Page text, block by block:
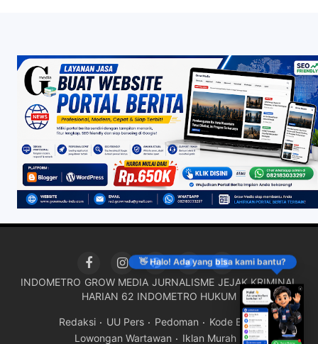
👋 Halo! Ada yang bisa kami bantu?
INDOMETRO GROW MEDIA JURNALISME JEJAK KRIMINAL
HARIAN 62 INDOMETRO HUKUM
Redaksi UU Pers Pedoman
Kode Etik
Lowongan Wartawan
Iklan Murah